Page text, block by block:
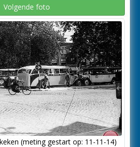
Volgende foto
(meting gestart op: 11-11-14)